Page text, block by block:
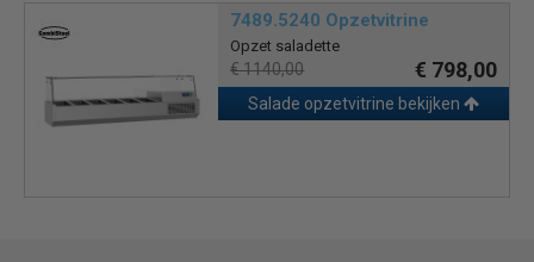
7489.5240 Opzetvitrine
Opzet saladette
€ 1140,00 € 798,00
Salade opzetvitrine bekijken